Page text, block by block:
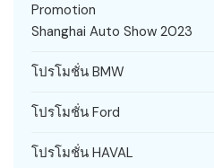
Promotion
Shanghai Auto Show 2023
โปรโมชั่น BMW
โปรโมชั่น Ford
โปรโมชั่น HAVAL